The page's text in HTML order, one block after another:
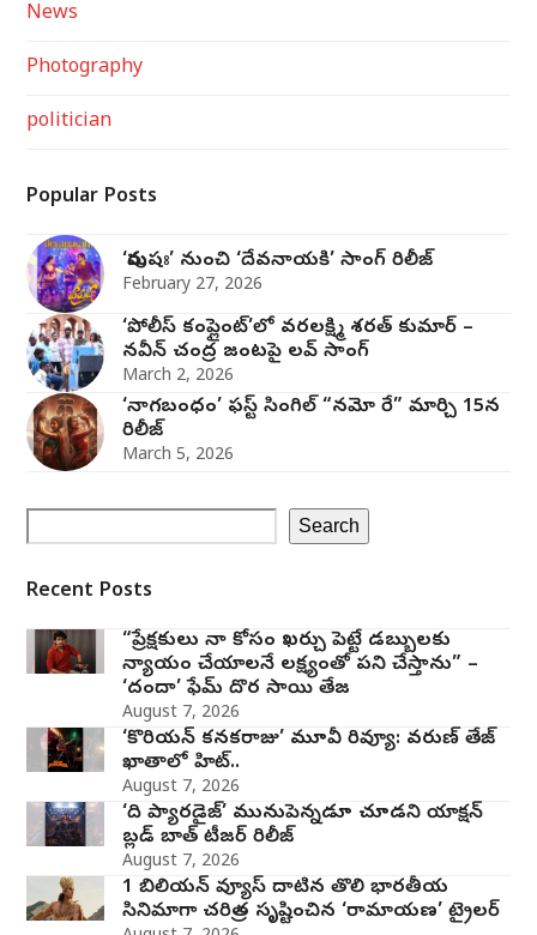
News
Photography
politician
Popular Posts
‘పురుషః’ నుంచి ‘దేవనాయకి’ సాంగ్‌ రిలీజ్‌
February 27, 2026
‘పోలీస్ కంప్లైంట్’లో వరలక్ష్మి శరత్ కుమార్ –
నవీన్ చంద్ర జంట‌పై ల‌వ్ సాంగ్
March 2, 2026
‘నాగబంధం’ ఫస్ట్ సింగిల్ “నమో రే” మార్చి 15న
రిలీజ్
March 5, 2026
Search
Recent Posts
“ప్రేక్షకులు నా కోసం ఖర్చు పెట్టే డబ్బులకు
న్యాయం చేయాలనే లక్ష్యంతో పని చేస్తాను” –
‘దందా’ ఫేమ్ దొర సాయి తేజ
August 7, 2026
‘కొరియన్ కనకరాజు’ మూవీ రివ్యూ: వరుణ్ తేజ్
ఖాతాలో హిట్..
August 7, 2026
‘ది ప్యారడైజ్’ మునుపెన్నడూ చూడని యాక్షన్
బ్లడ్ బాత్ టీజర్ రిలీజ్
August 7, 2026
1 బిలియన్ వ్యూస్ దాటిన తొలి భారతీయ
సినిమాగా చరిత్ర సృష్టించిన ‘రామాయణ’ ట్రైలర్